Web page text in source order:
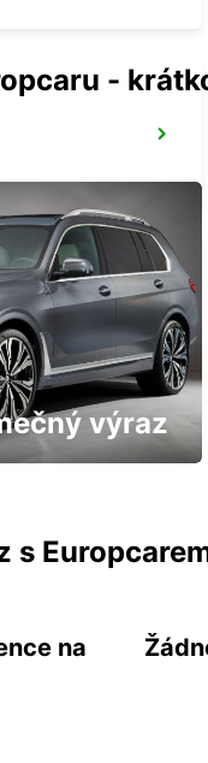
-
- výjimečný výraz
s
na